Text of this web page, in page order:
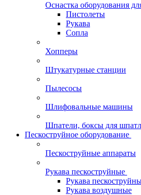
Оснастка оборудования
Пистолеты
Рукава
Сопла
Хопперы
Штукатурные станции
Пылесосы
Шлифовальные машины
Шпатели, боксы для
Пескоструйное оборудование
Пескоструйные аппараты
Рукава пескоструйные
Рукава
Рукава воздушные